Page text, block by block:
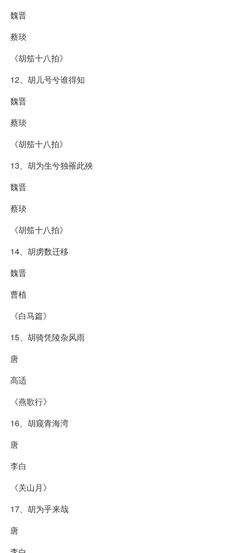
魏晋
蔡琰
《胡笳十八拍》
12、胡儿号兮谁得知
魏晋
蔡琰
《胡笳十八拍》
13、胡为生兮独罹此殃
魏晋
蔡琰
《胡笳十八拍》
14、胡虏数迁移
魏晋
曹植
《白马篇》
15、胡骑凭陵杂风雨
唐
高适
《燕歌行》
16、胡窥青海湾
唐
李白
《关山月》
17、胡为乎来哉
唐